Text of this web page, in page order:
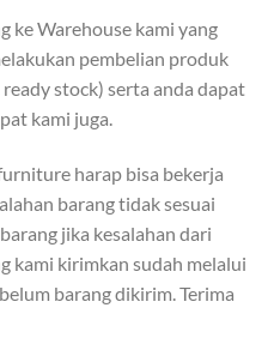
ke Warehouse kami yang
pembelian produk
stock) serta anda dapat
kami juga.
harap bisa bekerja
barang tidak sesuai
jika kesalahan dari
kami kirimkan sudah melalui
barang dikirim. Terima